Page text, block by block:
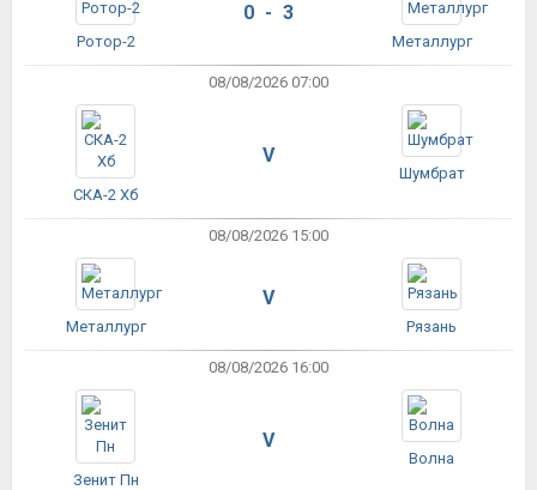
Ротор-2
0 - 3
Металлург
08/08/2026 07:00
СКА-2 Хб
V
Шумбрат
08/08/2026 15:00
Металлург
V
Рязань
08/08/2026 16:00
Зенит Пн
V
Волна